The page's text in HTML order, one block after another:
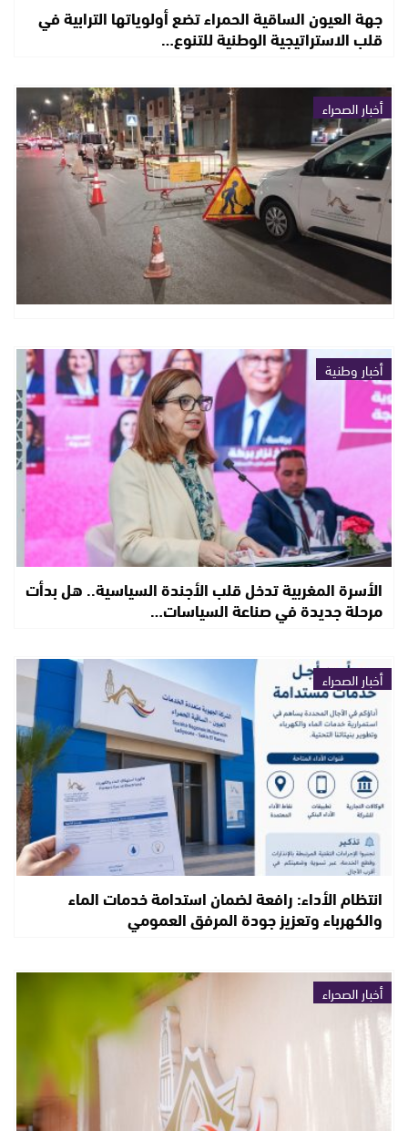
جهة العيون الساقية الحمراء تضع أولوياتها الترابية في
قلب الاستراتيجية الوطنية للتنوع…
أخبار الصحراء
أخبار وطنية
الأسرة المغربية تدخل قلب الأجندة السياسية.. هل بدأت
مرحلة جديدة في صناعة السياسات…
أخبار الصحراء
انتظام الأداء: رافعة لضمان استدامة خدمات الماء
والكهرباء وتعزيز جودة المرفق العمومي
أخبار الصحراء